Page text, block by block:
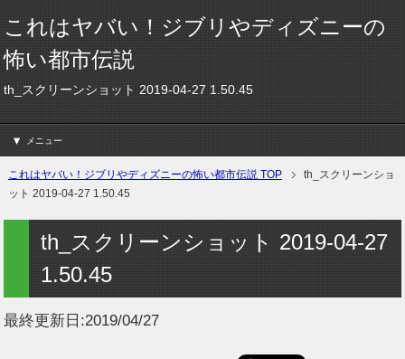
これはヤバい！ジブリやディズニーの
怖い都市伝説
th_スクリーンショット 2019-04-27 1.50.45
メニュー
これはヤバい！ジブリやディズニーの怖い都市伝説 TOP
th_スクリーンショ
ット 2019-04-27 1.50.45
th_スクリーンショット 2019-04-27
1.50.45
最終更新日:2019/04/27